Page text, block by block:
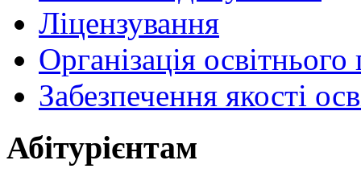
Ліцензування
Організація
Забезпечення якості
Абітурієнтам